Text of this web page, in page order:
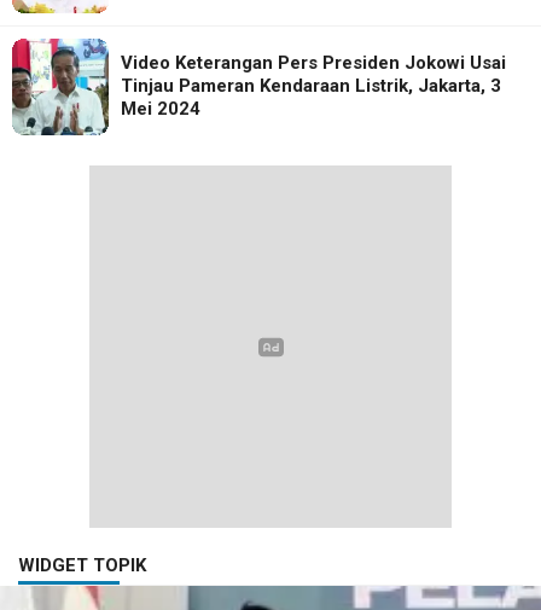
Video Keterangan Pers Presiden Jokowi Usai
Tinjau Pameran Kendaraan Listrik, Jakarta, 3
Mei 2024
WIDGET TOPIK